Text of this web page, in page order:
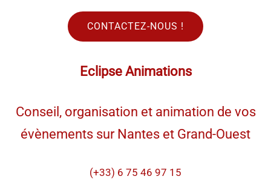
CONTACTEZ-NOUS !
Eclipse Animations
Conseil, organisation et animation de vos
évènements sur Nantes et Grand-Ouest
(+33) 6 75 46 97 15​